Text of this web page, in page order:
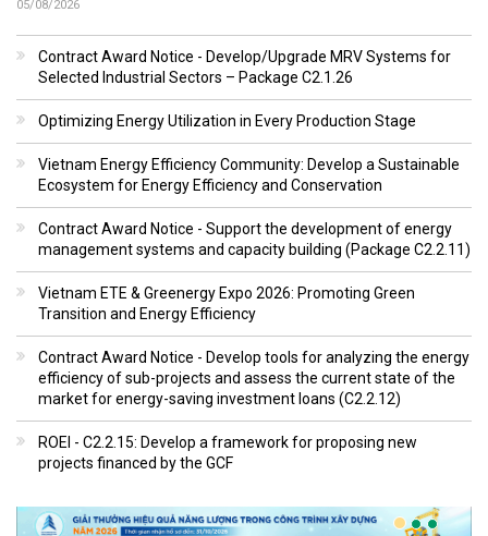
05/08/2026
Contract Award Notice - Develop/Upgrade MRV Systems for
Selected Industrial Sectors – Package C2.1.26
Optimizing Energy Utilization in Every Production Stage
Vietnam Energy Efficiency Community: Develop a Sustainable
Ecosystem for Energy Efficiency and Conservation
Contract Award Notice - Support the development of energy
management systems and capacity building (Package C2.2.11)
Vietnam ETE & Greenergy Expo 2026: Promoting Green
Transition and Energy Efficiency
Contract Award Notice - Develop tools for analyzing the energy
efficiency of sub-projects and assess the current state of the
market for energy-saving investment loans (C2.2.12)
ROEI - C2.2.15: Develop a framework for proposing new
projects financed by the GCF